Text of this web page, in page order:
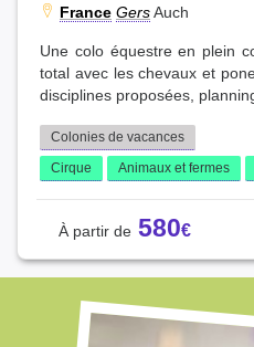
France GersAuch
Une colo équestre en plein
total avec les chevaux et
disciplines proposées,
Colonies de vacances
Cirque
Animaux et fermes
580